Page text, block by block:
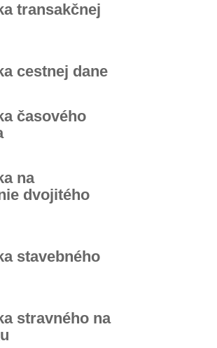
transakčnej
cestnej dane
časového
na
dvojitého
stavebného
stravného na